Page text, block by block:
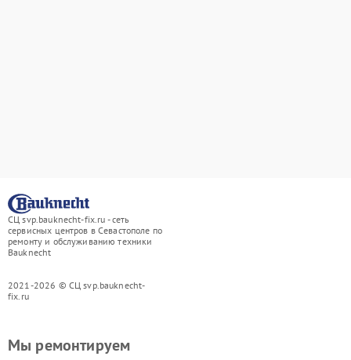
СЦ svp.bauknecht-fix.ru - сеть
сервисных центров в Севастополе по
ремонту и обслуживанию техники
Bauknecht
2021-2026 © СЦ svp.bauknecht-
fix.ru
Мы ремонтируем